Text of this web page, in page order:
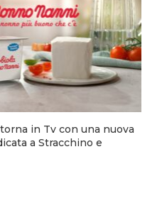
in Tv con una nuova
a Stracchino e